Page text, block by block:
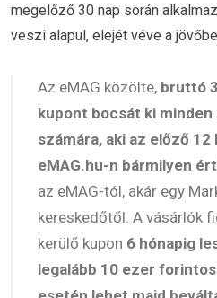
megelőző 30 nap során
veszi alapul, elejét véve a
Az eMAG közölte, bruttó
kupont bocsát ki
számára, aki az előző 12
eMAG.hu-n bármilyen
az eMAG-tól, akár egy
kereskedőtől. A vásárlók
kerülő kupon 6 hónapig
legalább 10 ezer